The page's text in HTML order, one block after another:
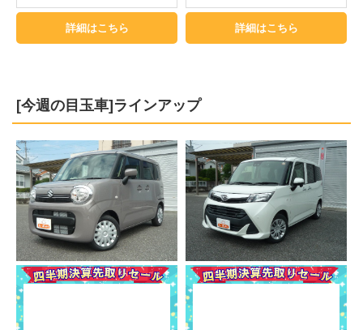
詳細はこちら 詳細はこちら
[今週の目玉車]ラインアップ